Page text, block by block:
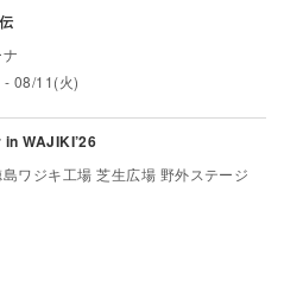
08/11(火)
WAJIKI’26
ワジキ工場 芝生広場 野外ステージ